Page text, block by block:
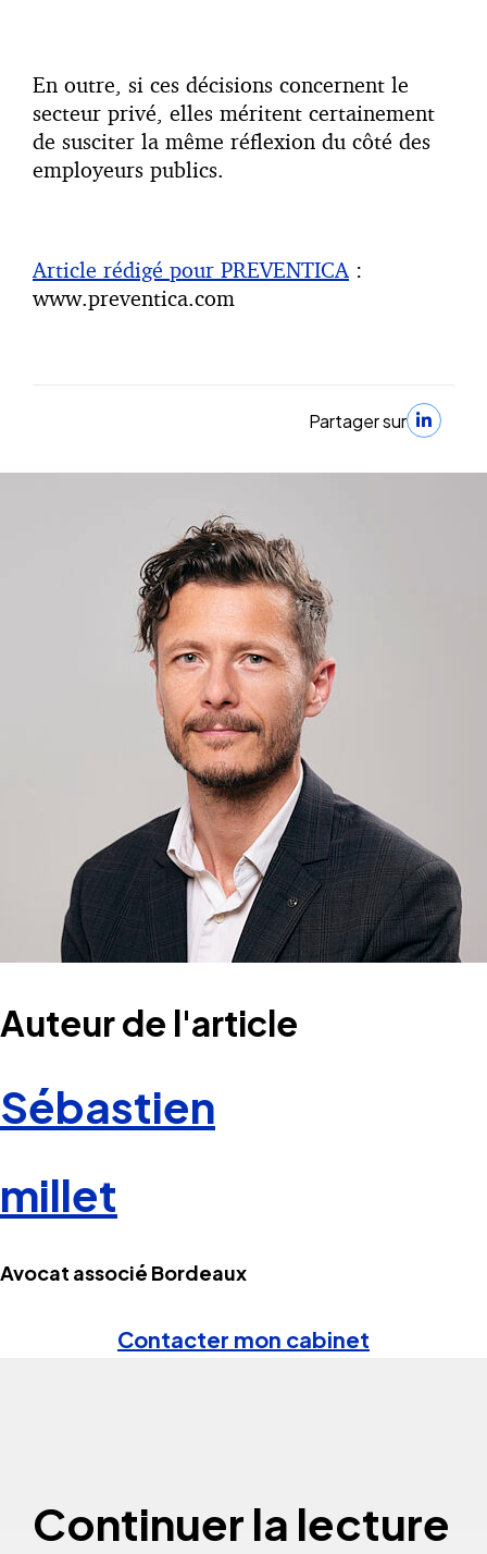
En outre, si ces décisions concernent le
secteur privé, elles méritent certainement
de susciter la même réflexion du côté des
employeurs publics.
Article rédigé pour PREVENTICA :
www.preventica.com
Partager sur
Auteur de l'article
Sébastien
millet
Avocat associé Bordeaux
Contacter mon cabinet
Continuer la lecture